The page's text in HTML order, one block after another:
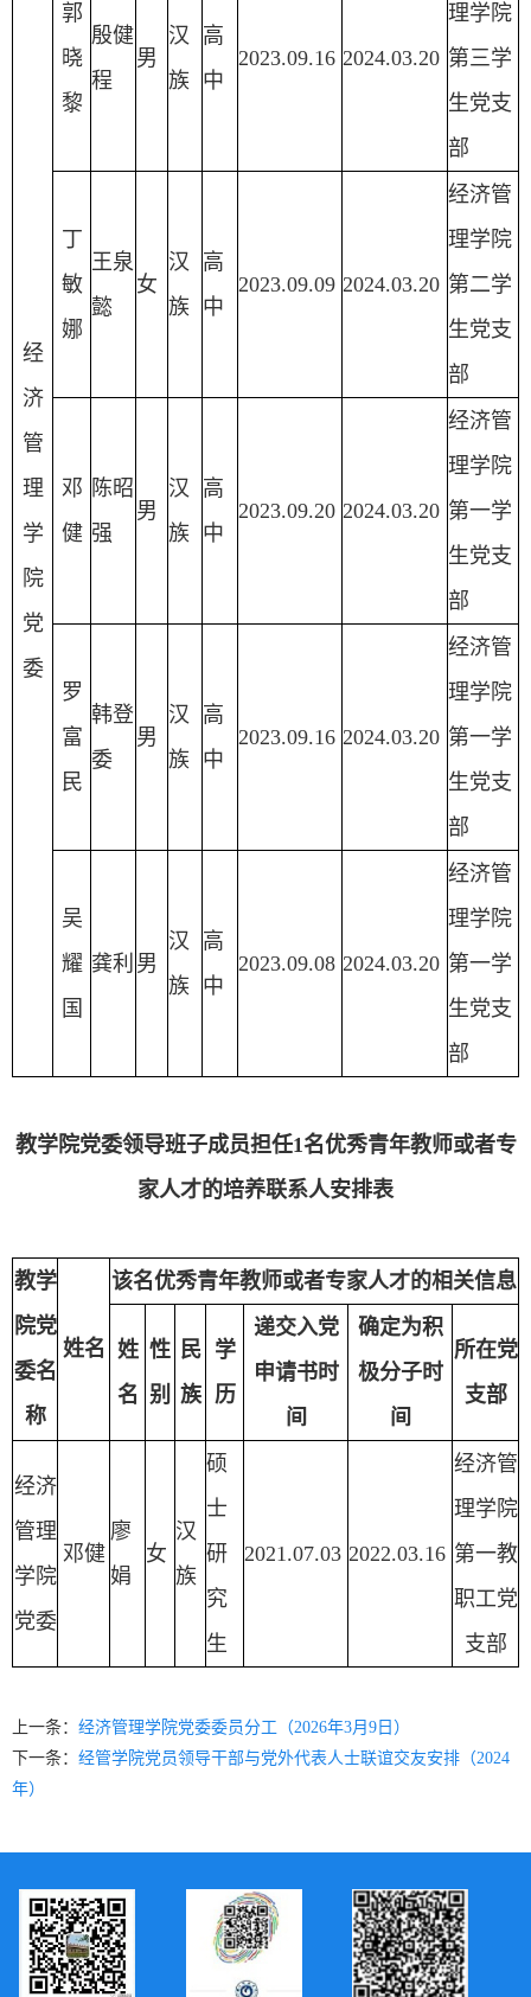
经
济
管
理
学
院
党
委
郭
晓
黎
殷健
程
男
汉
族
高
中
2023.09.16 2024.03.20
理学院
第三学
生党支
部
丁
敏
娜
王泉
懿
女
汉
族
高
中
2023.09.09 2024.03.20
经济管
理学院
第二学
生党支
部
邓
健
陈昭
强
男
汉
族
高
中
2023.09.20 2024.03.20
经济管
理学院
第一学
生党支
部
罗
富
民
韩登
委
男
汉
族
高
中
2023.09.16 2024.03.20
经济管
理学院
第一学
生党支
部
吴
耀
国
龚利 男
汉
族
高
中
2023.09.08 2024.03.20
经济管
理学院
第一学
生党支
部
教学院党委领导班子成员担任1名优秀青年教师或者专
家人才的培养联系人安排表
教学
院党
委名
称
姓名
该名优秀青年教师或者专家人才的相关信息
姓
名
性
别
民
族
学
历
递交入党
申请书时
间
确定为积
极分子时
间
所在党
支部
经济
管理
学院
党委
邓健
廖
娟
女
汉
族
硕
士
研
究
生
2021.07.03 2022.03.16
经济管
理学院
第一教
职工党
支部
上一条： 经济管理学院党委委员分工（2026年3月9日）
下一条： 经管学院党员领导干部与党外代表人士联谊交友安排（2024
年）